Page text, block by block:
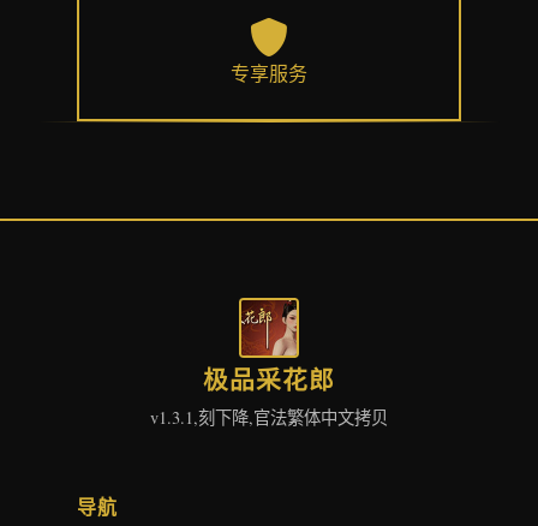
专享服务
极品采花郎
v1.3.1,刻下降,官法繁体中文拷贝
导航